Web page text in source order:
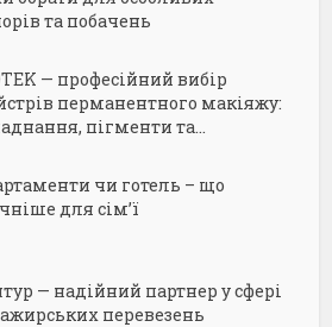
та побачень
— професійний вибір
перманентного макіяжу:
пігменти та...
чи готель – що
для сім’ї
— надійний партнер у сфері
перевезень